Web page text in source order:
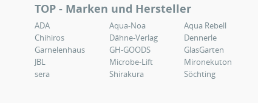
TOP - Marken und Hersteller
ADA Aqua-Noa Aqua Rebell
Chihiros
Dähne-Verlag Dennerle
Garnelenhaus
GH-GOODS GlasGarten
JBL
Microbe-Lift Mironekuton
sera
Shirakura Söchting